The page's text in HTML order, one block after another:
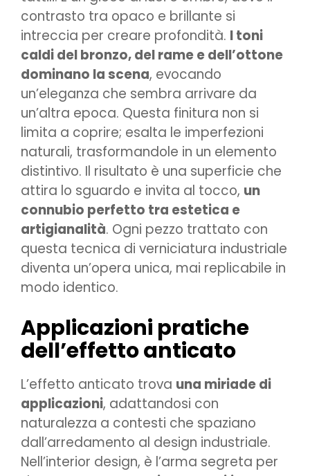
contrasto tra opaco e brillante si
intreccia per creare profondità. I toni
caldi del bronzo, del rame e dell’ottone
dominano la scena, evocando
un’eleganza che sembra arrivare da
un’altra epoca. Questa finitura non si
limita a coprire; esalta le imperfezioni
naturali, trasformandole in un elemento
distintivo. Il risultato è una superficie che
attira lo sguardo e invita al tocco, un
connubio perfetto tra estetica e
artigianalità. Ogni pezzo trattato con
questa tecnica di verniciatura industriale
diventa un’opera unica, mai replicabile in
modo identico.
Applicazioni pratiche
dell’effetto anticato
L’effetto anticato trova una miriade di
applicazioni, adattandosi con
naturalezza a contesti che spaziano
dall’arredamento al design industriale.
Nell’interior design, è l’arma segreta per